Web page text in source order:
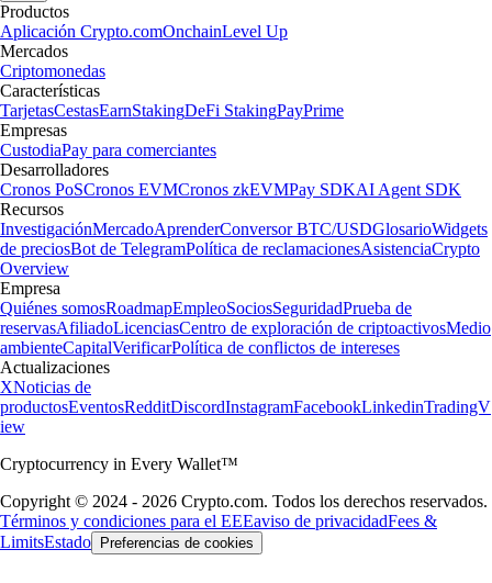
Productos
Aplicación Crypto.comOnchainLevel Up
Mercados
Criptomonedas
Características
TarjetasCestasEarnStakingDeFi StakingPayPrime
Empresas
CustodiaPay para comerciantes
Desarrolladores
Cronos PoSCronos EVMCronos zkEVMPay SDKAI Agent SDK
Recursos
InvestigaciónMercadoAprenderConversor BTC/USDGlosarioWidgets
de preciosBot de TelegramPolítica de reclamacionesAsistenciaCrypto
Overview
Empresa
Quiénes somosRoadmapEmpleoSociosSeguridadPrueba de
reservasAfiliadoLicenciasCentro de exploración de criptoactivosMedio
ambienteCapitalVerificarPolítica de conflictos de intereses
Actualizaciones
XNoticias de
productosEventosRedditDiscordInstagramFacebookLinkedinTradingV
iew
Cryptocurrency in Every Wallet™
Copyright © 2024 - 2026 Crypto.com. Todos los derechos reservados.
Términos y condiciones para el EEEaviso de privacidadFees &
LimitsEstado Preferencias de cookies